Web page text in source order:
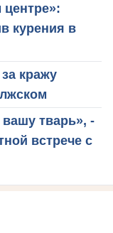
курения в
кражу
тварь», -
встрече с